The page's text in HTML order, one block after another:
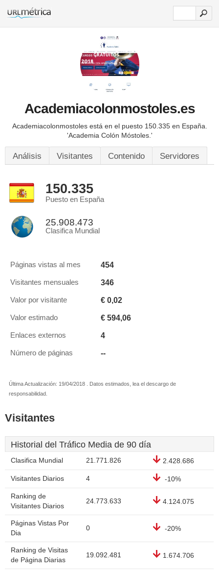
Academiacolonmostoles.es
Academiacolonmostoles está en el puesto 150.335 en España.
'Academia Colón Móstoles.'
Análisis Visitantes Contenido Servidores
150.335
Puesto en España
25.908.473
Clasifica Mundial
Páginas vistas al mes 454
Visitantes mensuales 346
Valor por visitante € 0,02
Valor estimado € 594,06
Enlaces externos 4
Número de páginas --
Última Actualización: 19/04/2018 . Datos estimados, lea el descargo de
responsabilidad.
Visitantes
Historial del Tráfico Media de 90 día
Clasifica Mundial 21.771.826 2.428.686
Visitantes Diarios 4 -10%
Ranking de
Visitantes Diarios
24.773.633 4.124.075
Páginas Vistas Por
Dia
0 -20%
Ranking de Visitas
de Página Diarias
19.092.481 1.674.706